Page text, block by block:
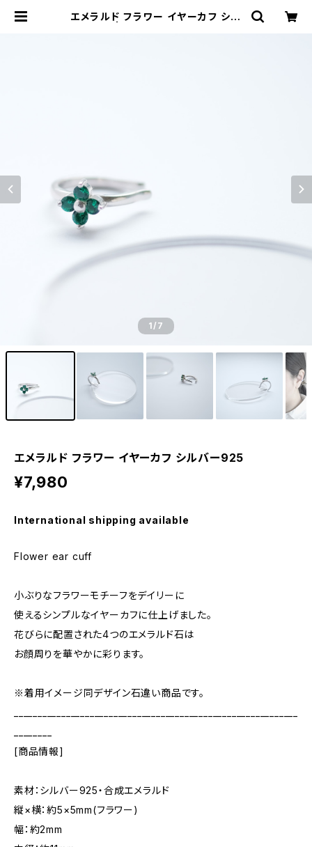
エメラルド フラワー イヤーカフ シル
1/7
エメラルド フラワー イヤーカフ シルバー925
¥7,980
International shipping available
Flower ear cuff
小ぶりなフラワーモチーフをデイリーに
使えるシンプルなイヤーカフに仕上げました。
花びらに配置された4つのエメラルド石は
お顔周りを華やかに彩ります。
※着用イメージ同デザイン石違い商品です。
[商品情報]
素材：シルバー925・合成エメラルド
縦×横：約5×5mm(フラワー)
幅：約2mm